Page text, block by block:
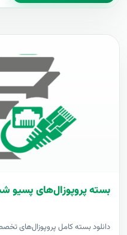
بسته پروپوزال‌های پسیو
دانلود بسته کامل پروپوزال‌های